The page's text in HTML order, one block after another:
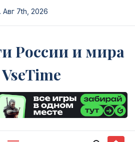
Авг 7th, 2026
России и мира